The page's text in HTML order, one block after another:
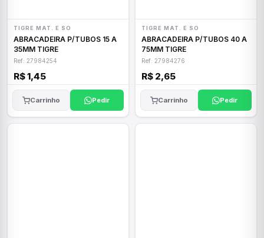
TIGRE MAT. E SO
ABRACADEIRA P/TUBOS 15 A
35MM TIGRE
Ref: 27984254
R$ 1,45
Carrinho Pedir
TIGRE MAT. E SO
ABRACADEIRA P/TUBOS 40 A
75MM TIGRE
Ref: 27984276
R$ 2,65
Carrinho Pedir